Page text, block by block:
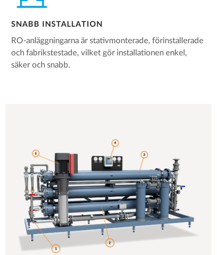
SNABB INSTALLATION
RO-anläggningarna är stativmonterade, förinstallerade
och fabrikstestade, vilket gör installationen enkel,
säker och snabb.